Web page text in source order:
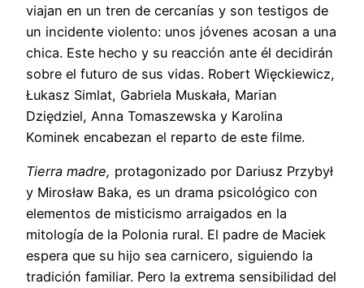
viajan en un tren de cercanías y son testigos de
un incidente violento: unos jóvenes acosan a una
chica. Este hecho y su reacción ante él decidirán
sobre el futuro de sus vidas. Robert Więckiewicz,
Łukasz Simlat, Gabriela Muskała, Marian
Dziędziel, Anna Tomaszewska y Karolina
Kominek encabezan el reparto de este filme.
Tierra madre, protagonizado por Dariusz Przybył
y Mirosław Baka, es un drama psicológico con
elementos de misticismo arraigados en la
mitología de la Polonia rural. El padre de Maciek
espera que su hijo sea carnicero, siguiendo la
tradición familiar. Pero la extrema sensibilidad del